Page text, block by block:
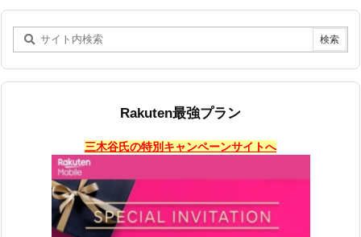
Rakuten最強プラン
三木谷氏の特別キャンペーンサイトへ